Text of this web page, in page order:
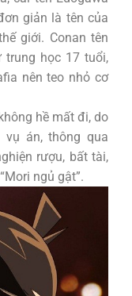
giản là tên của
giới. Conan tên
trung học 17 tuổi,
nên teo nhỏ cơ
hề mất đi, do
án, thông qua
rượu, bất tài,
ngủ gật”.